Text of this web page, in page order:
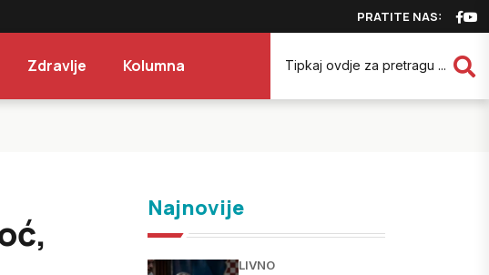
PRATITE NAS:
Zdravlje Kolumna
Najnovije
LIVNO